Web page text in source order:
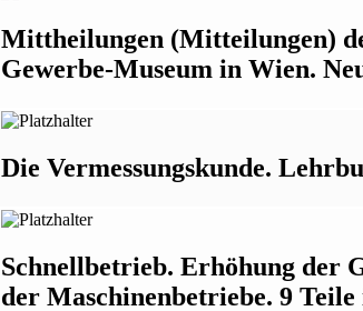
Mittheilungen (Mitteilungen)
Gewerbe-Museum in Wien.
Die Vermessungskunde.
Schnellbetrieb. Erhöhung der
der Maschinenbetriebe. 9 Teile